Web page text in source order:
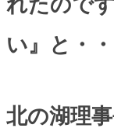
い』と・
北の湖理